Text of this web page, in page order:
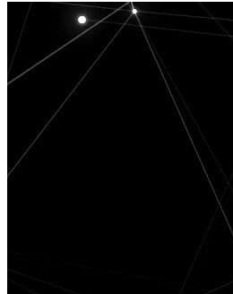
Перейти
навигации
Перейти
содержимому